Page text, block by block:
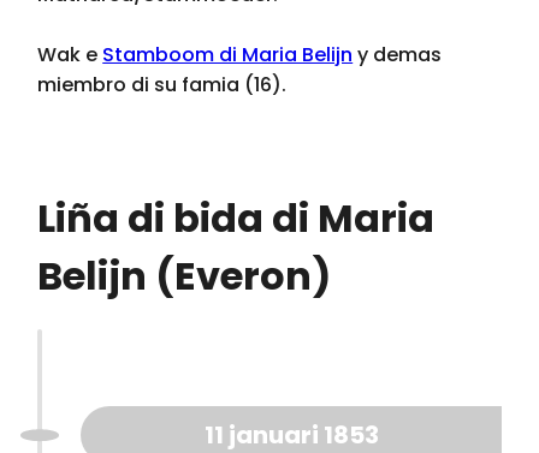
Wak e Stamboom di Maria Belijn y demas
miembro di su famia (16).
Liña di bida di Maria
Belijn (Everon)
11 januari 1853